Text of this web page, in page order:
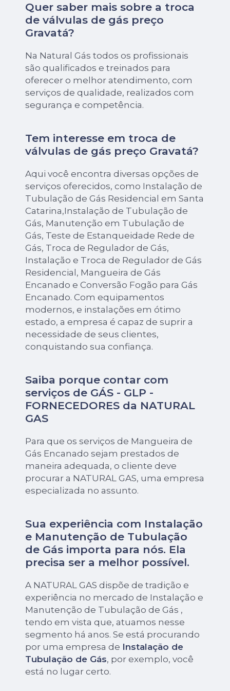
Quer saber mais sobre a troca
de válvulas de gás preço
Gravatá?
Na Natural Gás todos os profissionais
são qualificados e treinados para
oferecer o melhor atendimento, com
serviços de qualidade, realizados com
segurança e competência.
Tem interesse em troca de
válvulas de gás preço Gravatá?
Aqui você encontra diversas opções de
serviços oferecidos, como Instalação de
Tubulação de Gás Residencial em Santa
Catarina,Instalação de Tubulação de
Gás, Manutenção em Tubulação de
Gás, Teste de Estanqueidade Rede de
Gás, Troca de Regulador de Gás,
Instalação e Troca de Regulador de Gás
Residencial, Mangueira de Gás
Encanado e Conversão Fogão para Gás
Encanado. Com equipamentos
modernos, e instalações em ótimo
estado, a empresa é capaz de suprir a
necessidade de seus clientes,
conquistando sua confiança.
Saiba porque contar com
serviços de GÁS - GLP -
FORNECEDORES da NATURAL
GAS
Para que os serviços de Mangueira de
Gás Encanado sejam prestados de
maneira adequada, o cliente deve
procurar a NATURAL GAS, uma empresa
especializada no assunto.
Sua experiência com Instalação
e Manutenção de Tubulação
de Gás importa para nós. Ela
precisa ser a melhor possível.
A NATURAL GAS dispõe de tradição e
experiência no mercado de Instalação e
Manutenção de Tubulação de Gás ,
tendo em vista que, atuamos nesse
segmento há anos. Se está procurando
por uma empresa de Instalação de
Tubulação de Gás, por exemplo, você
está no lugar certo.